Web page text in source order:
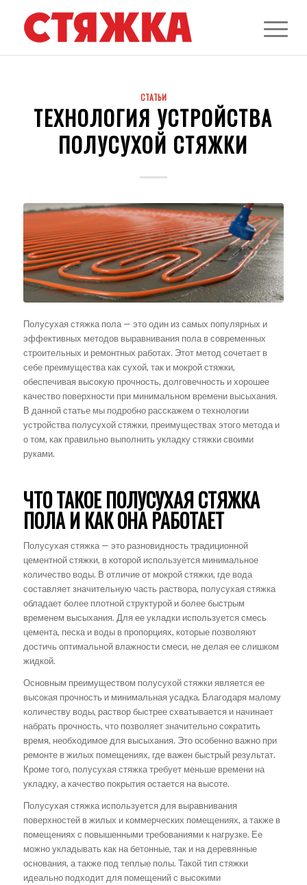
СТАТЬИ
ТЕХНОЛОГИЯ УСТРОЙСТВА
ПОЛУСУХОЙ СТЯЖКИ
Полусухая стяжка пола — это один из самых популярных и
эффективных методов выравнивания пола в современных
строительных и ремонтных работах. Этот метод сочетает в
себе преимущества как сухой, так и мокрой стяжки,
обеспечивая высокую прочность, долговечность и хорошее
качество поверхности при минимальном времени высыхания.
В данной статье мы подробно расскажем о технологии
устройства полусухой стяжки, преимуществах этого метода и
о том, как правильно выполнить укладку стяжки своими
руками.
ЧТО ТАКОЕ ПОЛУСУХАЯ СТЯЖКА
ПОЛА И КАК ОНА РАБОТАЕТ
Полусухая стяжка — это разновидность традиционной
цементной стяжки, в которой используется минимальное
количество воды. В отличие от мокрой стяжки, где вода
составляет значительную часть раствора, полусухая стяжка
обладает более плотной структурой и более быстрым
временем высыхания. Для ее укладки используется смесь
цемента, песка и воды в пропорциях, которые позволяют
достичь оптимальной влажности смеси, не делая ее слишком
жидкой.
Основным преимуществом полусухой стяжки является ее
высокая прочность и минимальная усадка. Благодаря малому
количеству воды, раствор быстрее схватывается и начинает
набрать прочность, что позволяет значительно сократить
время, необходимое для высыхания. Это особенно важно при
ремонте в жилых помещениях, где важен быстрый результат.
Кроме того, полусухая стяжка требует меньше времени на
укладку, а качество покрытия остается на высоте.
Полусухая стяжка используется для выравнивания
поверхностей в жилых и коммерческих помещениях, а также в
помещениях с повышенными требованиями к нагрузке. Ее
можно укладывать как на бетонные, так и на деревянные
основания, а также под теплые полы. Такой тип стяжки
идеально подходит для помещений с высокими